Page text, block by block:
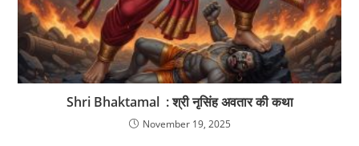
Shri Bhaktamal : श्री नृसिंह अवतार की कथा
November 19, 2025